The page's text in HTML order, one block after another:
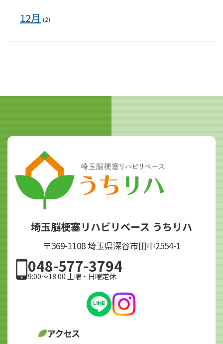
12月 (2)
埼玉脳梗塞リハビリベース うちリハ
〒369-1108 埼玉県深谷市田中2554-1
048-577-3794
9:00～18:00 土曜・日曜定休
アクセス